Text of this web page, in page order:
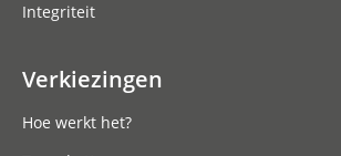
Integriteit
Verkiezingen
Hoe werkt het?